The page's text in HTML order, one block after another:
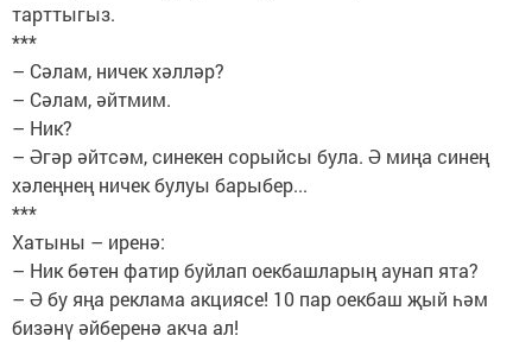
тарттыгыз.
***
– Сәлам, ничек хәлләр?
– Сәлам, әйтмим.
– Ник?
– Әгәр әйтсәм, синекен сорыйсы була. Ә миңа синең
хәлеңнең ничек булуы барыбер...
***
Хатыны – иренә:
– Ник бөтен фатир буйлап оекбашларың аунап ята?
– Ә бу яңа реклама акциясе! 10 пар оекбаш җый һәм
бизәнү әйберенә акча ал!